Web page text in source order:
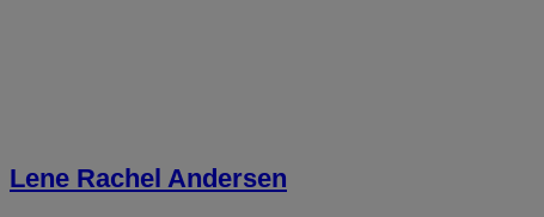
Lene Rachel Andersen